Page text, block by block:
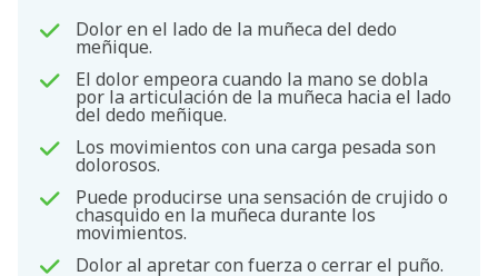
Dolor en el lado de la muñeca del dedo
meñique.
El dolor empeora cuando la mano se dobla
por la articulación de la muñeca hacia el lado
del dedo meñique.
Los movimientos con una carga pesada son
dolorosos.
Puede producirse una sensación de crujido o
chasquido en la muñeca durante los
movimientos.
Dolor al apretar con fuerza o cerrar el puño.